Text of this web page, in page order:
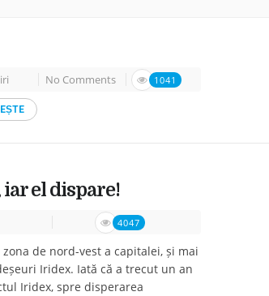
No Comments 1041
el dispare!
4047
de nord-vest a capitalei, și mai
Iridex. Iată că a trecut un an
Iridex, spre disperarea